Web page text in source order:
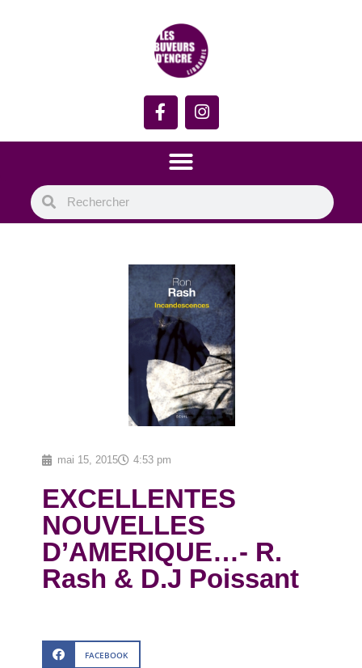
mai 15, 2015 4:53 pm
EXCELLENTES
NOUVELLES
D’AMERIQUE…- R.
Rash & D.J Poissant
FACEBOOK